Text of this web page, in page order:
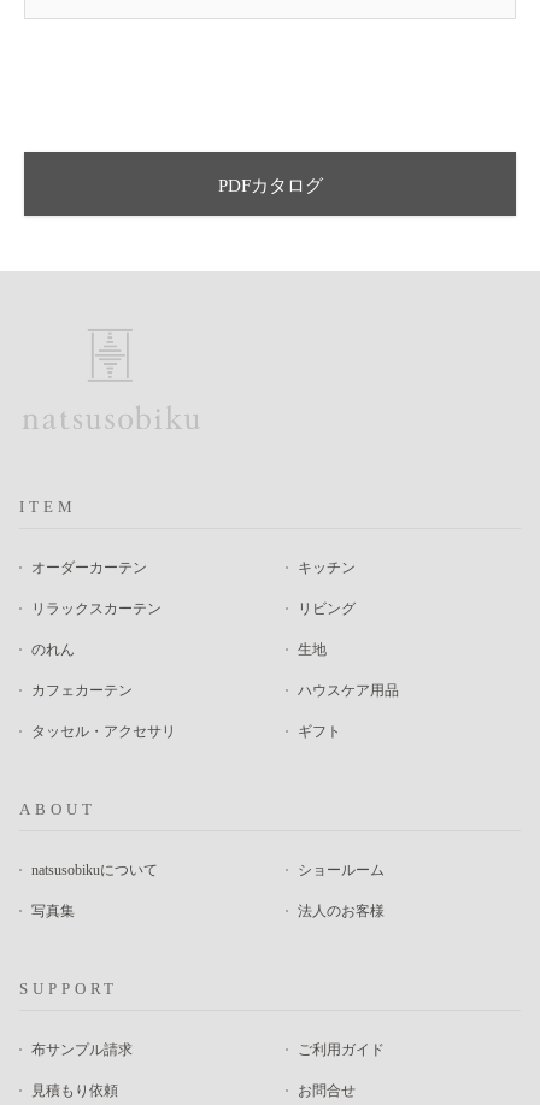
PDFカタログ
ITEM
オーダーカーテン
リラックスカーテン
のれん
カフェカーテン
タッセル・アクセサリ
キッチン
リビング
生地
ハウスケア用品
ギフト
ABOUT
natsusobikuについて
写真集
ショールーム
法人のお客様
SUPPORT
布サンプル請求
見積もり依頼
ご利用ガイド
お問合せ